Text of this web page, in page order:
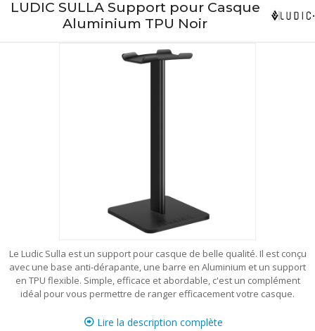
LUDIC SULLA Support pour Casque
Aluminium TPU Noir
Le Ludic Sulla est un support pour casque de belle qualité. Il est conçu
avec une base anti-dérapante, une barre en Aluminium et un support
en TPU flexible. Simple, efficace et abordable, c'est un complément
idéal pour vous permettre de ranger efficacement votre casque.
Lire la description complète